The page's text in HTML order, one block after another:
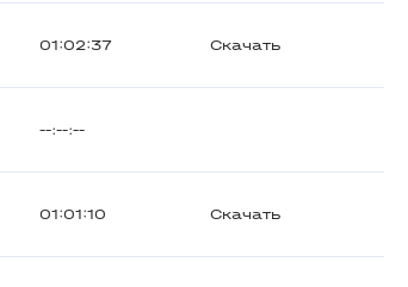
01:02:37 Скачать
--:--:--
01:01:10 Скачать